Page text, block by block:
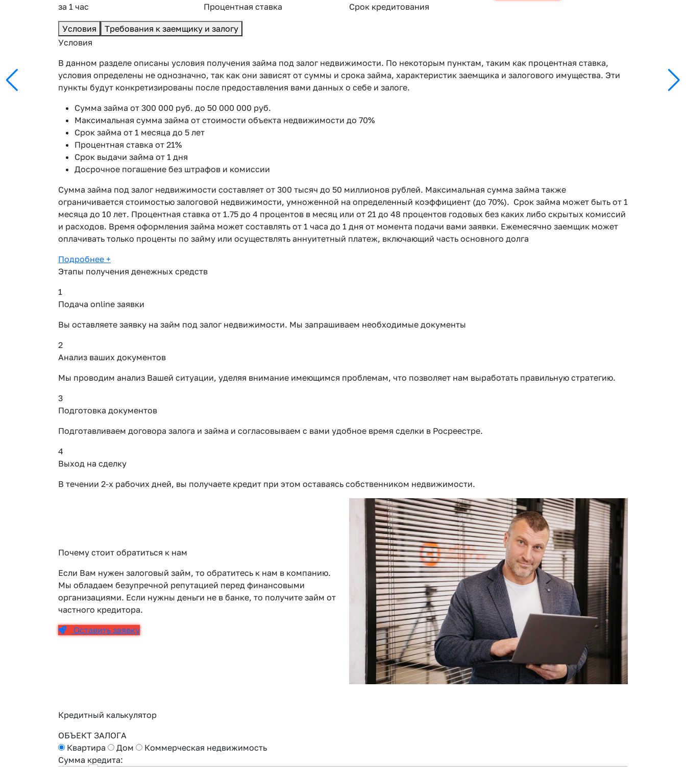
за 1 час
Процентная ставка
Срок кредитования
Условия
Требования к заемщику и залогу
Условия
В данном разделе описаны условия получения займа под залог недвижимости. По некоторым пунктам, таким как процентная ставка,
условия определены не однозначно, так как они зависят от суммы и срока займа, характеристик заемщика и залогового имущества. Эти
пункты будут конкретизированы после предоставления вами данных о себе и залоге.
Сумма займа от 300 000 руб. до 50 000 000 руб.
Максимальная сумма займа от стоимости объекта недвижимости до 70%
Срок займа от 1 месяца до 5 лет
Процентная ставка от 21%
Срок выдачи займа от 1 дня
Досрочное погашение без штрафов и комиссии
Сумма займа под залог недвижимости составляет от 300 тысяч до 50 миллионов рублей. Максимальная сумма займа также
ограничивается стоимостью залоговой недвижимости, умноженной на определенный коэффициент (до 70%). Срок займа может быть от 1
месяца до 10 лет. Процентная ставка от 1.75 до 4 процентов в месяц или от 21 до 48 процентов годовых без каких либо скрытых комиссий
и расходов. Время оформления займа может составлять от 1 часа до 1 дня от момента подачи вами заявки. Ежемесячно заемщик может
оплачивать только проценты по займу или осуществлять аннуитетный платеж, включающий часть основного долга
Подробнее +
Этапы получения денежных средств
1
Подача online заявки
Вы оставляете заявку на займ под залог недвижимости. Мы запрашиваем необходимые документы
2
Анализ ваших документов
Мы проводим анализ Вашей ситуации, уделяя внимание имеющимся проблемам, что позволяет нам выработать правильную стратегию.
3
Подготовка документов
Подготавливаем договора залога и займа и согласовываем с вами удобное время сделки в Росреестре.
4
Выход на сделку
В течении 2-х рабочих дней, вы получаете кредит при этом оставаясь собственником недвижимости.
Почему стоит обратиться к нам
Если Вам нужен залоговый займ, то обратитесь к нам в компанию.
Мы обладаем безупречной репутацией перед финансовыми
организациями. Если нужны деньги не в банке, то получите займ от
частного кредитора.
Оставить заявку
Кредитный калькулятор
ОБЪЕКТ ЗАЛОГА
Квартира
Дом
Коммерческая недвижимость
Сумма кредита: